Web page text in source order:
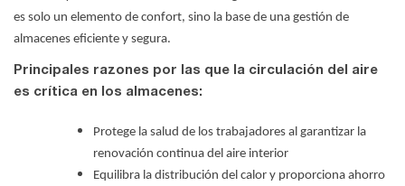
es solo un elemento de confort, sino la base de una gestión de
almacenes eficiente y segura.
Principales razones por las que la circulación del aire
es crítica en los almacenes:
Protege la salud de los trabajadores al garantizar la
renovación continua del aire interior
Equilibra la distribución del calor y proporciona ahorro